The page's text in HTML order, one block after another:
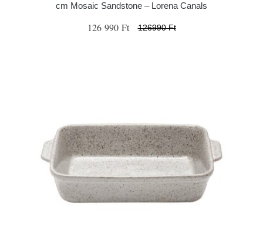
cm Mosaic Sandstone – Lorena Canals
126 990 Ft 126990 Ft